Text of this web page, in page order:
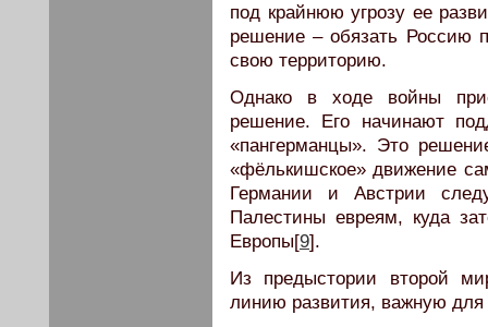
под крайнюю угрозу ее
решение – обязать Россию
свою территорию.
Однако в ходе войны
решение. Его начинают
«пангерманцы». Это
«фёлькишское» движение
Германии и Австрии
Палестины евреям, куда
Европы[9].
Из предыстории второй
линию развития, важную